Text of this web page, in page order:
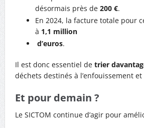
désormais près de 200 €.
En 2024, la facture totale pour
à 1,1 million
d’euros.
Il est donc essentiel de trier
déchets destinés à l’enfouissement
Et pour demain ?
Le SICTOM continue d’agir pour